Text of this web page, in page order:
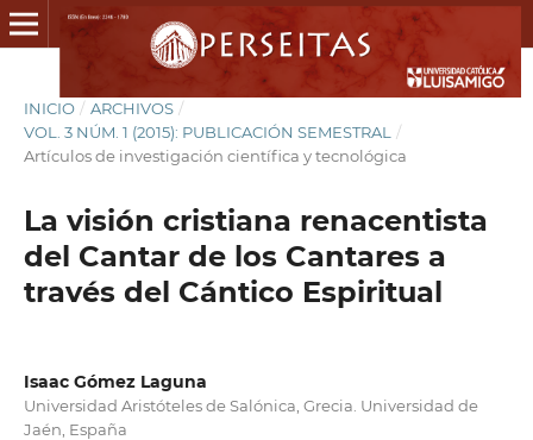
INICIO / ARCHIVOS /
VOL. 3 NÚM. 1 (2015): PUBLICACIÓN SEMESTRAL
/
Artículos de investigación científica y tecnológica
La visión cristiana renacentista
del Cantar de los Cantares a
través del Cántico Espiritual
Isaac Gómez Laguna
Universidad Aristóteles de Salónica, Grecia. Universidad de
Jaén, España